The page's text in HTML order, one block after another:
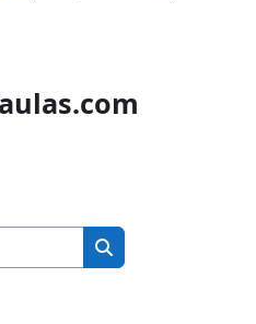
Buscar cursos
Buscar cursos